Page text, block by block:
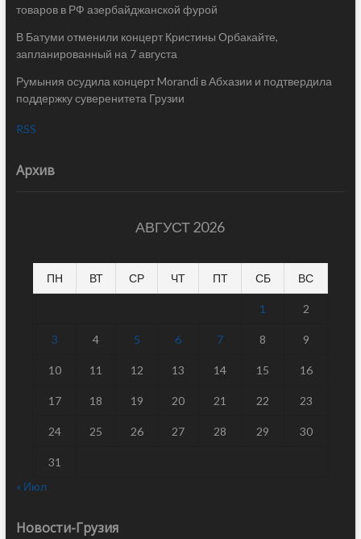
товаров в РФ азербайджанской фурой
В Батуми отменили концерт Кристины Орбакайте,
запланированный на 7 августа
Румыния осудила концерт Morandi в Абхазии и подтвердила
поддержку суверенитета Грузии
RSS
Архив
АВГУСТ 2026
ПН ВТ СР ЧТ ПТ СБ ВС
1 2
3 4 5 6 7 8 9
10 11 12 13 14 15 16
17 18 19 20 21 22 23
24 25 26 27 28 29 30
31
« Июл
Новости-Грузия